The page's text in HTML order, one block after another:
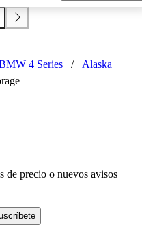
4 Series /
Alaska
de precio o nuevos avisos